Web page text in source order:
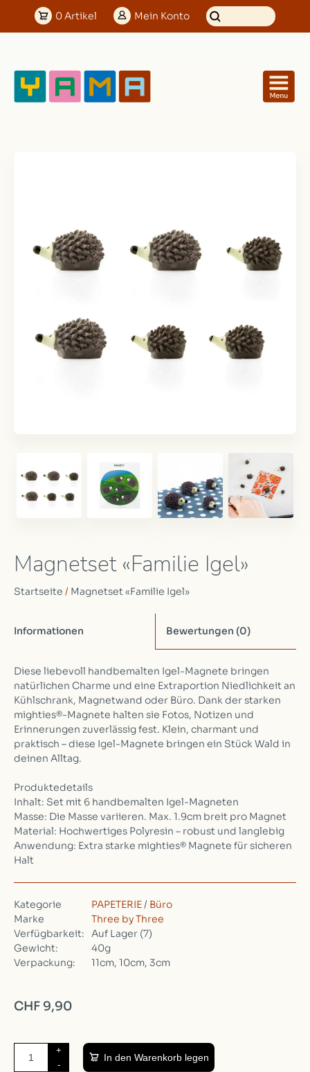
0Artikel Mein Konto
Magnetset «Familie Igel»
Startseite / Magnetset «Familie Igel»
Informationen Bewertungen (0)
Diese liebevoll handbemalten Igel-Magnete bringen
natürlichen Charme und eine Extraportion Niedlichkeit an
Kühlschrank, Magnetwand oder Büro. Dank der starken
mighties®-Magnete halten sie Fotos, Notizen und
Erinnerungen zuverlässig fest. Klein, charmant und
praktisch – diese Igel-Magnete bringen ein Stück Wald in
deinen Alltag.
Produktedetails
Inhalt: Set mit 6 handbemalten Igel-Magneten
Masse: Die Masse variieren. Max. 1.9cm breit pro Magnet
Material: Hochwertiges Polyresin – robust und langlebig
Anwendung: Extra starke mighties® Magnete für sicheren
Halt
Kategorie PAPETERIE/ Büro
Marke
Three by Three
Verfügbarkeit:
Auf Lager (7)
Gewicht:
40g
Verpackung:
11cm, 10cm, 3cm
CHF 9,90
+
-
In den Warenkorb legen